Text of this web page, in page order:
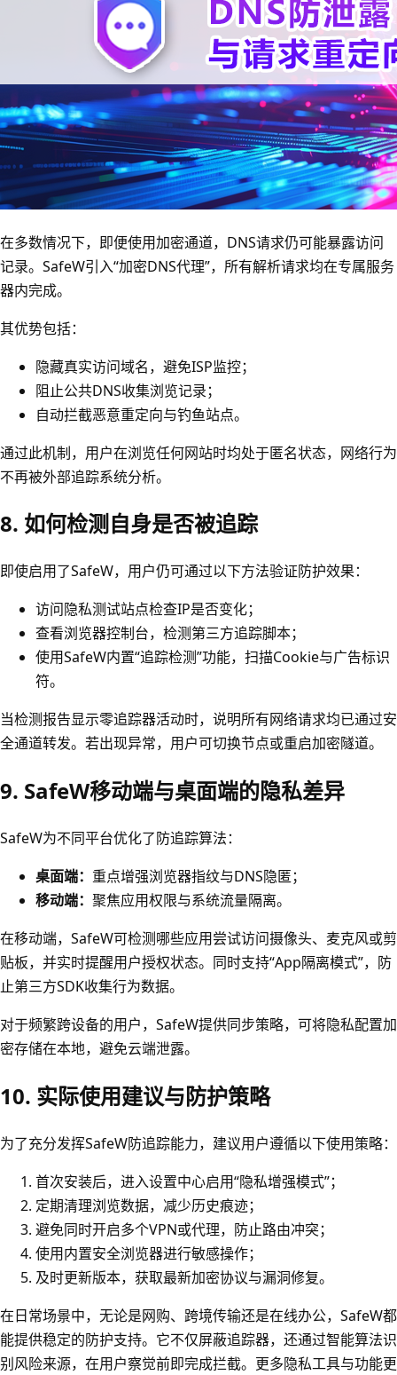
在多数情况下，即便使用加密通道，DNS请求仍可能暴露访问
记录。SafeW引入“加密DNS代理”，所有解析请求均在专属服务
器内完成。
其优势包括：
隐藏真实访问域名，避免ISP监控；
阻止公共DNS收集浏览记录；
自动拦截恶意重定向与钓鱼站点。
通过此机制，用户在浏览任何网站时均处于匿名状态，网络行为
不再被外部追踪系统分析。
8. 如何检测自身是否被追踪
即使启用了SafeW，用户仍可通过以下方法验证防护效果：
访问隐私测试站点检查IP是否变化；
查看浏览器控制台，检测第三方追踪脚本；
使用SafeW内置“追踪检测”功能，扫描Cookie与广告标识
符。
当检测报告显示零追踪器活动时，说明所有网络请求均已通过安
全通道转发。若出现异常，用户可切换节点或重启加密隧道。
9. SafeW移动端与桌面端的隐私差异
SafeW为不同平台优化了防追踪算法：
桌面端： 重点增强浏览器指纹与DNS隐匿；
移动端： 聚焦应用权限与系统流量隔离。
在移动端，SafeW可检测哪些应用尝试访问摄像头、麦克风或剪
贴板，并实时提醒用户授权状态。同时支持“App隔离模式”，防
止第三方SDK收集行为数据。
对于频繁跨设备的用户，SafeW提供同步策略，可将隐私配置加
密存储在本地，避免云端泄露。
10. 实际使用建议与防护策略
为了充分发挥SafeW防追踪能力，建议用户遵循以下使用策略：
首次安装后，进入设置中心启用“隐私增强模式”；
定期清理浏览数据，减少历史痕迹；
避免同时开启多个VPN或代理，防止路由冲突；
使用内置安全浏览器进行敏感操作；
及时更新版本，获取最新加密协议与漏洞修复。
在日常场景中，无论是网购、跨境传输还是在线办公，SafeW都
能提供稳定的防护支持。它不仅屏蔽追踪器，还通过智能算法识
别风险来源，在用户察觉前即完成拦截。更多隐私工具与功能更